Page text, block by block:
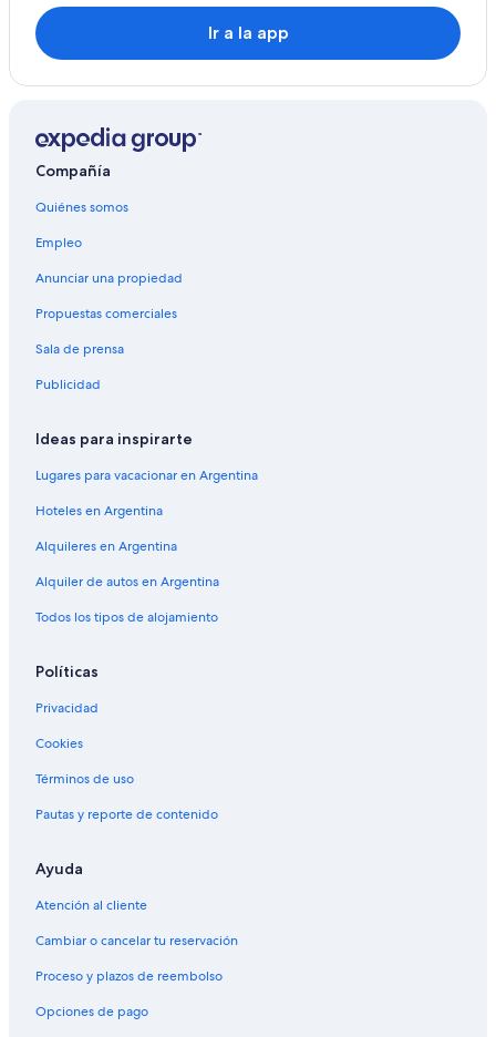
Ir a la app
Compañía
Quiénes somos
Empleo
Anunciar una propiedad
Propuestas comerciales
Sala de prensa
Publicidad
Ideas para inspirarte
Lugares para vacacionar en Argentina
Hoteles en Argentina
Alquileres en Argentina
Alquiler de autos en Argentina
Todos los tipos de alojamiento
Políticas
Privacidad
Cookies
Términos de uso
Pautas y reporte de contenido
Ayuda
Atención al cliente
Cambiar o cancelar tu reservación
Proceso y plazos de reembolso
Opciones de pago